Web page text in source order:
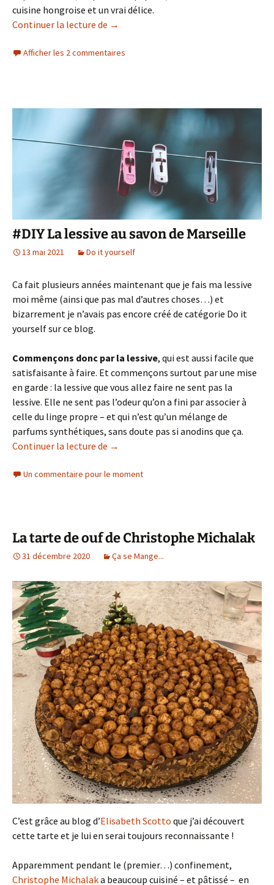
cuisine hongroise et un vrai délice.
Continuer la lecture de Paprikas Csirke & Galuskas
→
Afficher les 2 commentaires
#DIY La lessive au savon de Marseille
13 mai 2021 Do it yourself
Ca fait plusieurs années maintenant que je fais ma lessive
moi même (ainsi que pas mal d’autres choses…) et
bizarrement je n’avais pas encore créé de catégorie Do it
yourself sur ce blog.
Commençons donc par la lessive, qui est aussi facile que
satisfaisante à faire. Et commençons surtout par une mise
en garde : la lessive que vous allez faire ne sent pas la
lessive. Elle ne sent pas l’odeur qu’on a fini par associer à
celle du linge propre – et qui n’est qu’un mélange de
parfums synthétiques, sans doute pas si anodins que ça.
Continuer la lecture de #DIY La lessive au savon de Marseille
→
Un commentaire pour le moment
La tarte de ouf de Christophe Michalak
31 décembre 2020 Ça se Mange...
C’est grâce au blog d’Elisabeth Scotto que j’ai découvert
cette tarte et je lui en serai toujours reconnaissante !
Apparemment pendant le (premier…) confinement,
Christophe Michalaka beaucoup cuisiné – et pâtissé – en